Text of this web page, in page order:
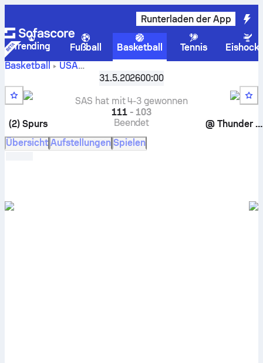
Runterladen der App
Trending Fußball Basketball Tennis
Basketball
USA
Western conference finals
Oklahoma City Thunder gegen San Antonio Spurs Live-
Ergebnisse, Direktvergleiche, Planung, Vorhersagen und
31.5.202600:00
(2) Spurs
SAS hat mit 4-3 gewonnen
111- 103
Beendet
@ Thunder
Übersicht Aufstellungen Spielen